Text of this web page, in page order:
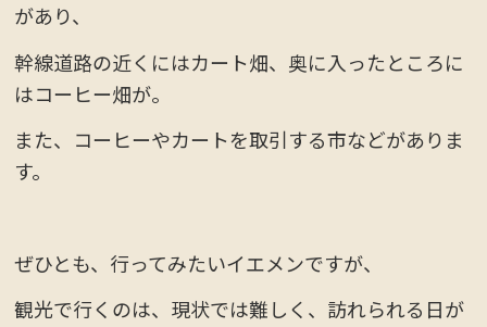
があり、
幹線道路の近くにはカート畑、奥に入ったところに
はコーヒー畑が。
また、コーヒーやカートを取引する市などがありま
す。
ぜひとも、行ってみたいイエメンですが、
観光で行くのは、現状では難しく、訪れられる日が